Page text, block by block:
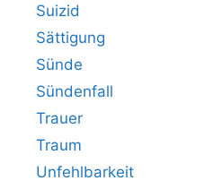
Suizid
Sättigung
Sünde
Sündenfall
Trauer
Traum
Unfehlbarkeit